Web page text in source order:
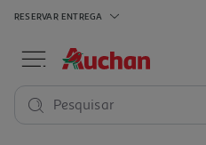
RESERVAR ENTREGA
Pesquisar